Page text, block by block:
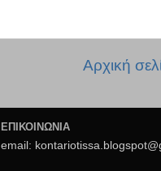
Αρχική
ΕΠΙΚΟΙΝΩΝΙΑ
email: